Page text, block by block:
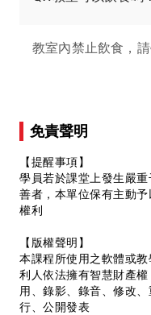
教室內禁止飲食，
免責聲明
【提醒事項】
學員若於課堂上發生嚴
善者，本單位保有主動
權利
【版權聲明】
本課程所使用之軟體或
利人依法擁有智慧財產
用、錄影、錄音、修改
行、公開發表